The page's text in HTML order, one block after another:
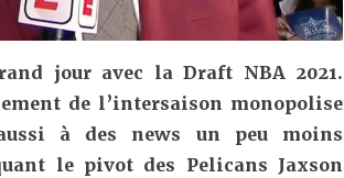
jour avec la Draft NBA 2021.
de l’intersaison monopolise
à des news un peu moins
le pivot des Pelicans Jaxson